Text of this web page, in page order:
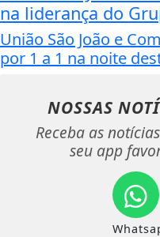
na liderança do
União São João e
por 1 a 1 na noite
NOSSAS
Receba as
seu app